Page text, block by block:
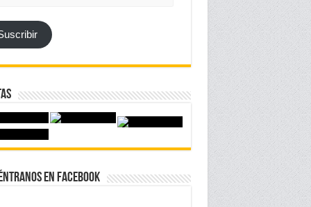
en Facebook